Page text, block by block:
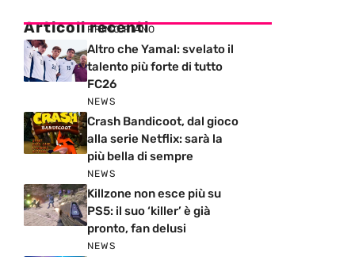
Articoli recenti
PRIMO PIANO
Altro che Yamal: svelato il
talento più forte di tutto
FC26
NEWS
Crash Bandicoot, dal gioco
alla serie Netflix: sarà la
più bella di sempre
NEWS
Killzone non esce più su
PS5: il suo ‘killer’ è già
pronto, fan delusi
NEWS